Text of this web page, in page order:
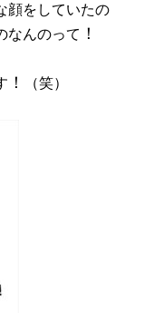
顔をしていたの
なんのって ！
！ （笑）